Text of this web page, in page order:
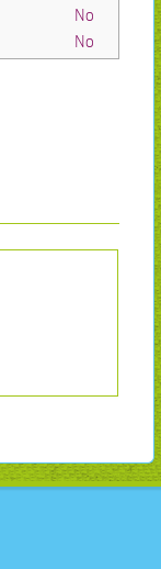
No
No